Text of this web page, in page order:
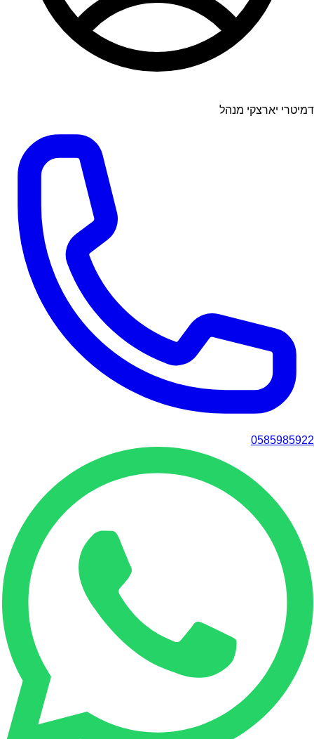
דמיטרי יארצקי מנהל
0585985922